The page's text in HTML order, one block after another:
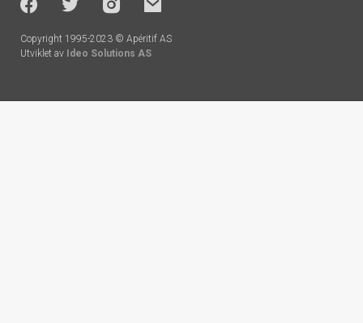
socials
Copyright 1995-2023 © Apéritif AS
Utviklet av Ideo Solutions AS